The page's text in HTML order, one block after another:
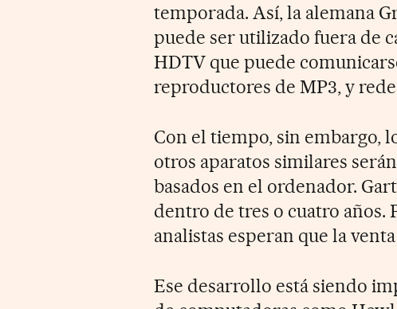
temporada. Así, la alemana
puede ser utilizado fuera de
HDTV que puede
reproductores de MP3, y
Con el tiempo, sin embargo,
otros aparatos similares
basados en el ordenador.
dentro de tres o cuatro años.
analistas esperan que la
Ese desarrollo está siendo